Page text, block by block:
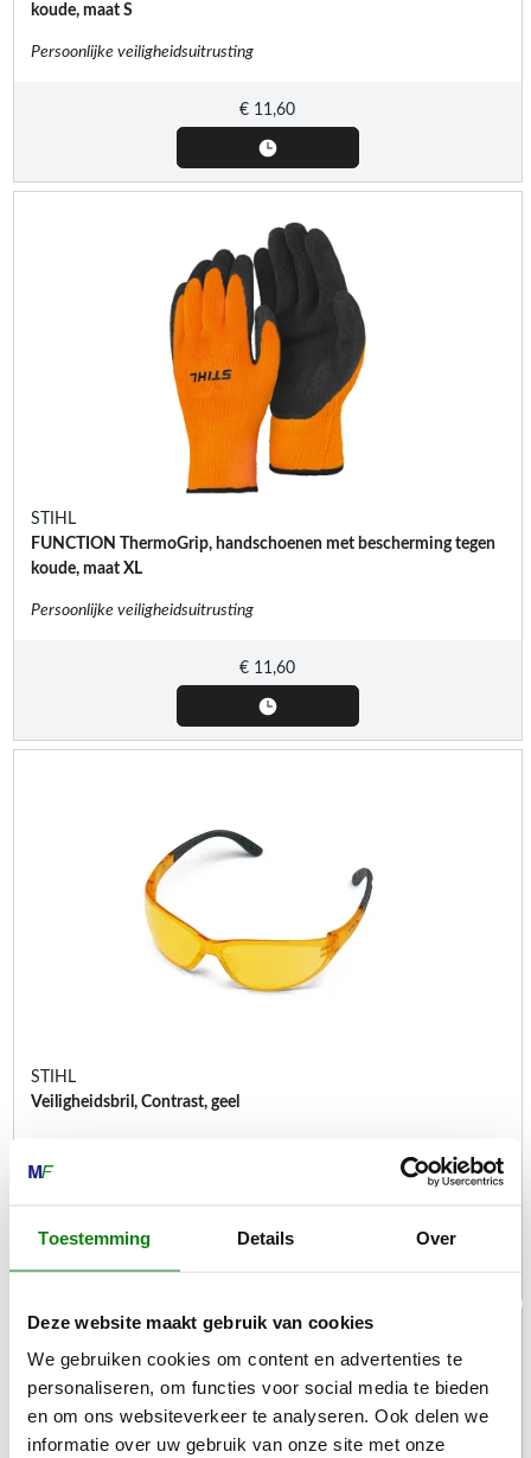
Toestemming Details Over
Deze website maakt gebruik van cookies
We gebruiken cookies om content en advertenties te
personaliseren, om functies voor social media te bieden
en om ons websiteverkeer te analyseren. Ook delen we
informatie over uw gebruik van onze site met onze
koude, maat S
Persoonlijke veiligheidsuitrusting
€ 11,60
STIHL
FUNCTION ThermoGrip, handschoenen met bescherming tegen
koude, maat XL
Persoonlijke veiligheidsuitrusting
€ 11,60
STIHL
Veiligheidsbril, Contrast, geel
Persoonlijke veiligheidsuitrusting